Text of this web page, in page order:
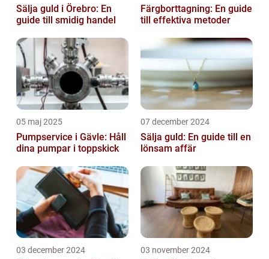
Sälja guld i Örebro: En
guide till smidig handel
Färgborttagning: En guide
till effektiva metoder
05 maj 2025
Pumpservice i Gävle: Håll
dina pumpar i toppskick
07 december 2024
Sälja guld: En guide till en
lönsam affär
03 december 2024 03 november 2024